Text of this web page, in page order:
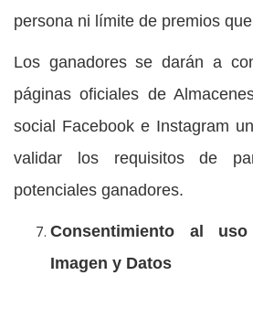
persona ni límite de premios
Los ganadores se darán a
páginas oficiales de
social Facebook e Instagram
validar los requisitos de
potenciales ganadores.
Consentimiento al
Imagen y Datos